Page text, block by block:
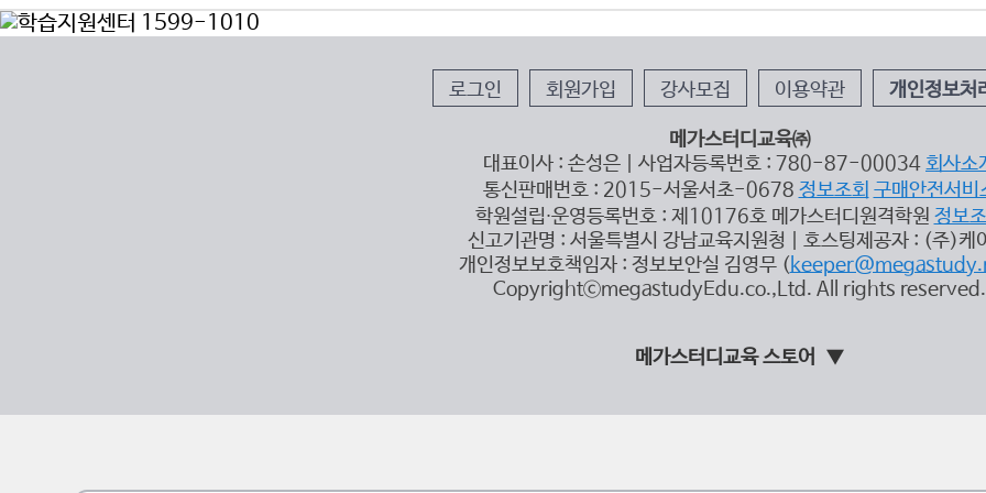
로그인 회원가입 강사모집 이용약관 개인정보처
메가스터디교육㈜
대표이사 : 손성은 | 사업자등록번호 : 780-87-00034 회사소
통신판매번호 : 2015-서울서초-0678 정보조회 구매안전서비
학원설립∙운영등록번호 : 제10176호 메가스터디원격학원 정보
신고기관명 : 서울특별시 강남교육지원청 | 호스팅제공자 : (주)케
개인정보보호책임자 : 정보보안실 김영무 (
CopyrightⓒmegastudyEdu.co.,Ltd. All rights reserved.
메가스터디교육 스토어